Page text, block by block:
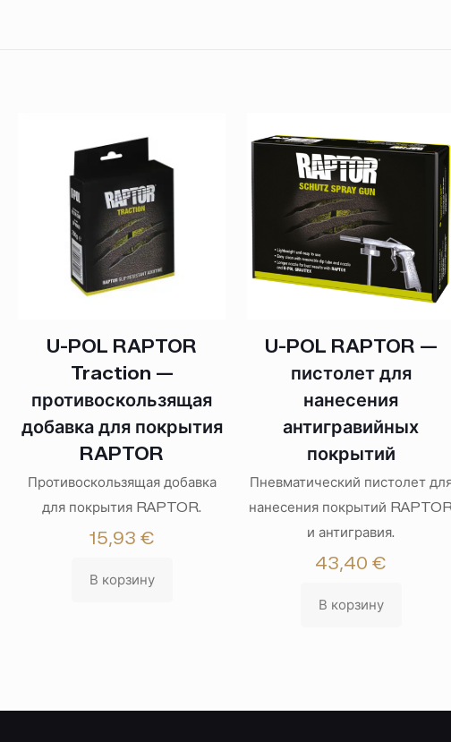
U-POL RAPTOR
Traction —
противоскользящая
добавка для покрытия
RAPTOR
Противоскользящая добавка
для покрытия RAPTOR.
15,93 €
В корзину
U-POL RAPTOR —
пистолет для
нанесения
антигравийных
покрытий
Пневматический пистолет
нанесения покрытий
и антигравия.
43,40 €
В корзину